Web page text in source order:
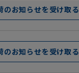
のお知らせを受け取る
のお知らせを受け取る